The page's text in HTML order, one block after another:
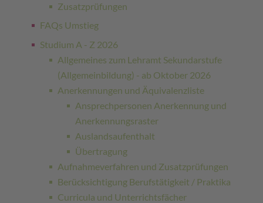
Zusatzprüfungen
FAQs Umstieg
Studium A - Z 2026
Allgemeines zum Lehramt Sekundarstufe
(Allgemeinbildung) - ab Oktober 2026
Anerkennungen und Äquivalenzliste
Ansprechpersonen Anerkennung und
Anerkennungsraster
Auslandsaufenthalt
Übertragung
Aufnahmeverfahren und Zusatzprüfungen
Berücksichtigung Berufstätigkeit / Praktika
Curricula und Unterrichtsfächer